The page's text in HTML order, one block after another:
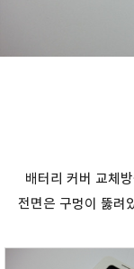
배터리 커버 교체
전면은 구멍이 뚫려